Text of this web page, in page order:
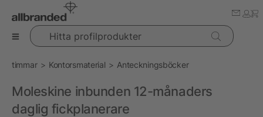
Hitta profilprodukter
timmar Kontorsmaterial Anteckningsböcker
Moleskine inbunden 12-månaders
daglig fickplanerare